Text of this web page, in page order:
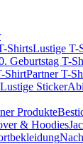
ShirtsLustige T-
Geburtstag T-
ShirtPartner T-
Lustige Sticker
Produkte
& Hoodies